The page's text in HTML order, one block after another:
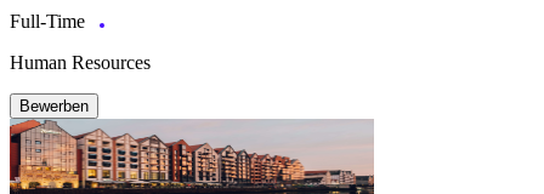
Full-Time
Human Resources
Bewerben